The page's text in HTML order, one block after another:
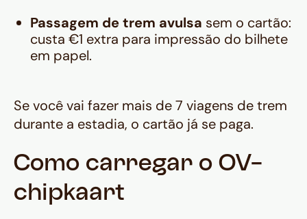
Passagem de trem avulsa sem o cartão:
custa €1 extra para impressão do bilhete
em papel.
Se você vai fazer mais de 7 viagens de trem
durante a estadia, o cartão já se paga.
Como carregar o OV-
chipkaart